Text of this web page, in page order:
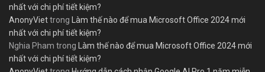
nhất với chi phí tiết kiệm?
AnonyViettrong Làm thế nào để mua Microsoft Office 2024 mới
nhất với chi phí tiết kiệm?
Nghia Pham trong Làm thế nào để mua Microsoft Office 2024 mới
nhất với chi phí tiết kiệm?